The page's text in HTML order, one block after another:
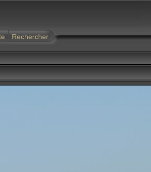
Rechercher